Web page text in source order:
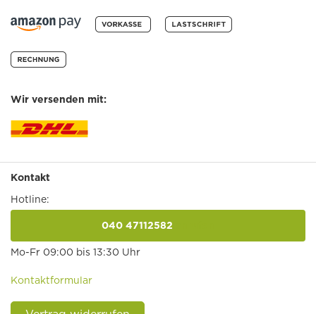
Wir versenden mit:
Kontakt
Hotline:
040 47112582
Mo-Fr 09:00 bis 13:30 Uhr
Kontaktformular